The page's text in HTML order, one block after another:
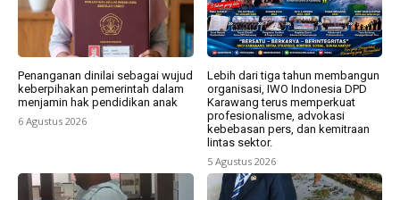
Penanganan dinilai sebagai wujud
keberpihakan pemerintah dalam
menjamin hak pendidikan anak
6 Agustus 2026
Lebih dari tiga tahun membangun
organisasi, IWO Indonesia DPD
Karawang terus memperkuat
profesionalisme, advokasi
kebebasan pers, dan kemitraan
lintas sektor.
5 Agustus 2026